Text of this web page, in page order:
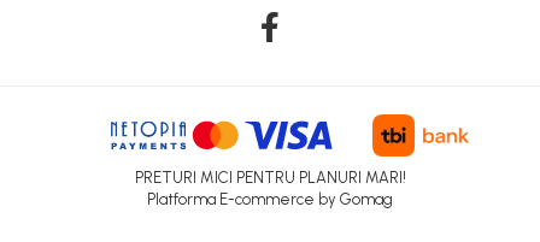
PRETURI MICI PENTRU PLANURI MARI!
Platforma E-commerce by Gomag